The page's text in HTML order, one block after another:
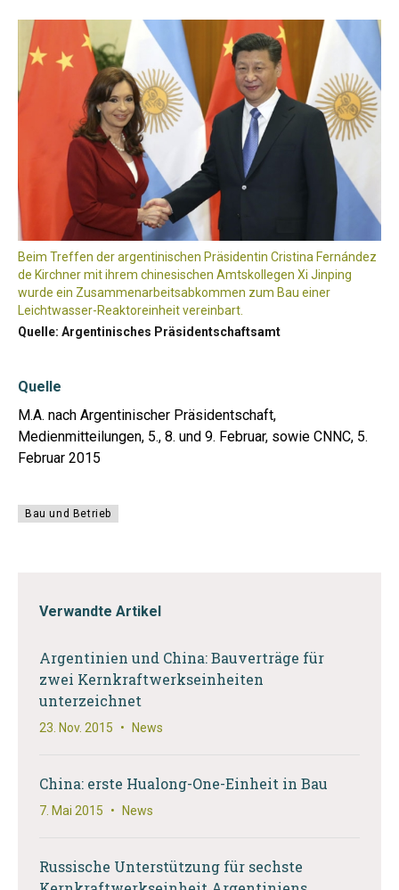
Beim Treffen der argentinischen Präsidentin Cristina Fernández
de Kirchner mit ihrem chinesischen Amtskollegen Xi Jinping
wurde ein Zusammenarbeitsabkommen zum Bau einer
Leichtwasser-Reaktoreinheit vereinbart.
Quelle: Argentinisches Präsidentschaftsamt
Quelle
M.A. nach Argentinischer Präsidentschaft,
Medienmitteilungen, 5., 8. und 9. Februar, sowie CNNC, 5.
Februar 2015
Bau und Betrieb
Verwandte Artikel
Argentinien und China: Bauverträge für
zwei Kernkraftwerkseinheiten
unterzeichnet
23. Nov. 2015 • News
China: erste Hualong-One-Einheit in Bau
7. Mai 2015 • News
Russische Unterstützung für sechste